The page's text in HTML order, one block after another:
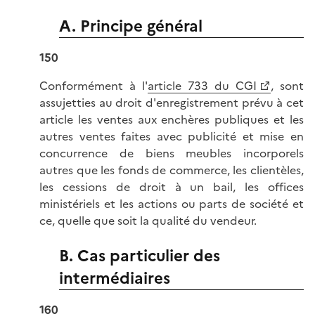
A. Principe général
150
Conformément à l'article 733 du CGI
, sont
assujetties au droit d'enregistrement prévu à cet
article les ventes aux enchères publiques et les
autres ventes faites avec publicité et mise en
concurrence de biens meubles incorporels
autres que les fonds de commerce, les clientèles,
les cessions de droit à un bail, les offices
ministériels et les actions ou parts de société et
ce, quelle que soit la qualité du vendeur.
B. Cas particulier des
intermédiaires
160